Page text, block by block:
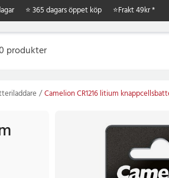
⭐ 365 dagars öppet köp ⭐Frakt 49kr *
Camelion CR1216 litium